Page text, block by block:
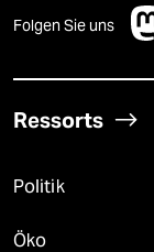
Folgen Sie uns
Ressorts
Politik
Öko